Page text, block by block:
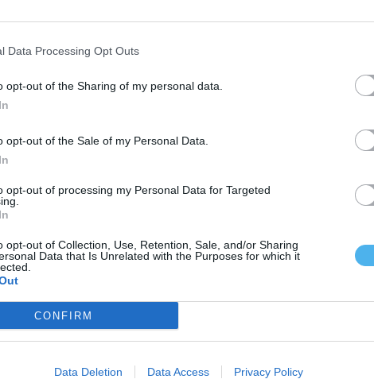
Data Processing Opt Outs
opt-out of the Sharing of my personal data.
opt-out of the Sale of my Personal Data.
opt-out of processing my Personal Data for Targeted
opt-out of Collection, Use, Retention, Sale, and/or Sharing
Data that Is Unrelated with the Purposes for which it
CONFIRM
Data Deletion Data Access Privacy Policy
da Lei da Ciência e a criação de uma nova
questão central que hoje se coloca: qual será
ciências humanas e sociais, neste novo
principais desafios. «Sabemos que muitos
esperemos que a médio prazo haja mais
o novo Estatuto da Carreira de Investigação
os problemas.